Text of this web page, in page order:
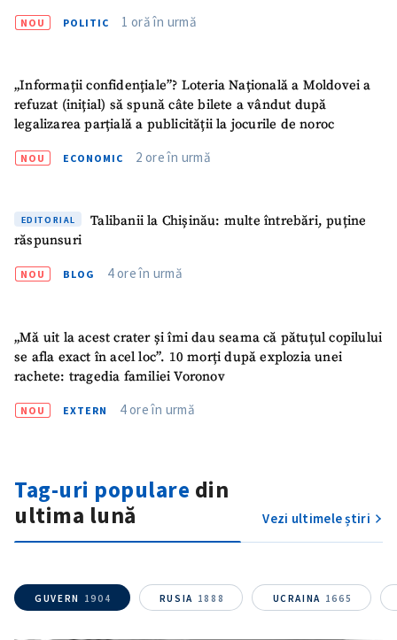
NOU POLITIC 1 oră în urmă
„Informații confidențiale”? Loteria Națională a Moldovei a
refuzat (inițial) să spună câte bilete a vândut după
legalizarea parțială a publicității la jocurile de noroc
NOU ECONOMIC 2 ore în urmă
EDITORIAL
Talibanii la Chișinău: multe întrebări, puține
răspunsuri
NOU BLOG 4 ore în urmă
„Mă uit la acest crater și îmi dau seama că pătuțul copilului
se afla exact în acel loc”. 10 morți după explozia unei
rachete: tragedia familiei Voronov
NOU EXTERN 4 ore în urmă
Tag-uri populare din
ultima lună
Vezi ultimele știri
GUVERN 1904 RUSIA 1888 UCRAINA 1665
ȘTIREA MEA
Fotografie
+ Încarcă imagine